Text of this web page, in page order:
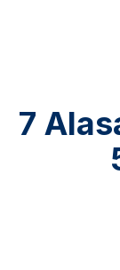
7